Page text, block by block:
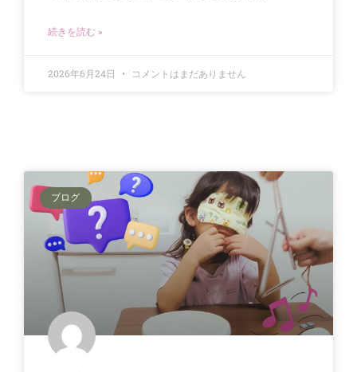
続きを読む »
2026年6月24日 コメントはまだありません
ブログ